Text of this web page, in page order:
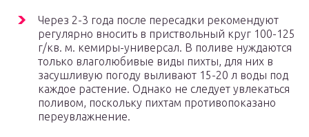
Через 2-3 года после пересадки рекомендуют
регулярно вносить в приствольный круг 100-125
г/кв. м. кемиры-универсал. В поливе нуждаются
только влаголюбивые виды пихты, для них в
засушливую погоду выливают 15-20 л воды под
каждое растение. Однако не следует увлекаться
поливом, поскольку пихтам противопоказано
переувлажнение.